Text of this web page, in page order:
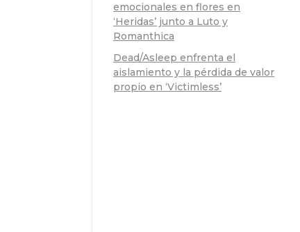
emocionales en flores en
‘Heridas’ junto a Luto y
Romanthica
Dead/Asleep enfrenta el
aislamiento y la pérdida de valor
propio en ‘Victimless’